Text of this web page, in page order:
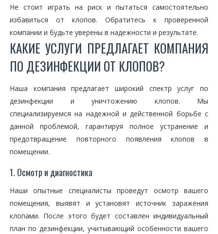
Не стоит играть на риск и пытаться самостоятельно
избавиться от клопов. Обратитесь к проверенной
компании и будьте уверены в надежности и результате.
КАКИЕ УСЛУГИ ПРЕДЛАГАЕТ КОМПАНИЯ
ПО ДЕЗИНФЕКЦИИ ОТ КЛОПОВ?
Наша компания предлагает широкий спектр услуг по
дезинфекции и уничтожению клопов. Мы
специализируемся на надежной и действенной борьбе с
данной проблемой, гарантируя полное устранение и
предотвращение повторного появления клопов в
помещении.
1. Осмотр и диагностика
Наши опытные специалисты проведут осмотр вашего
помещения, выявят и установят источник заражения
клопами. После этого будет составлен индивидуальный
план по дезинфекции, учитывающий особенности вашего